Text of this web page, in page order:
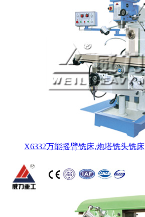
X6332万能摇臂铣床,炮塔铣头铣床